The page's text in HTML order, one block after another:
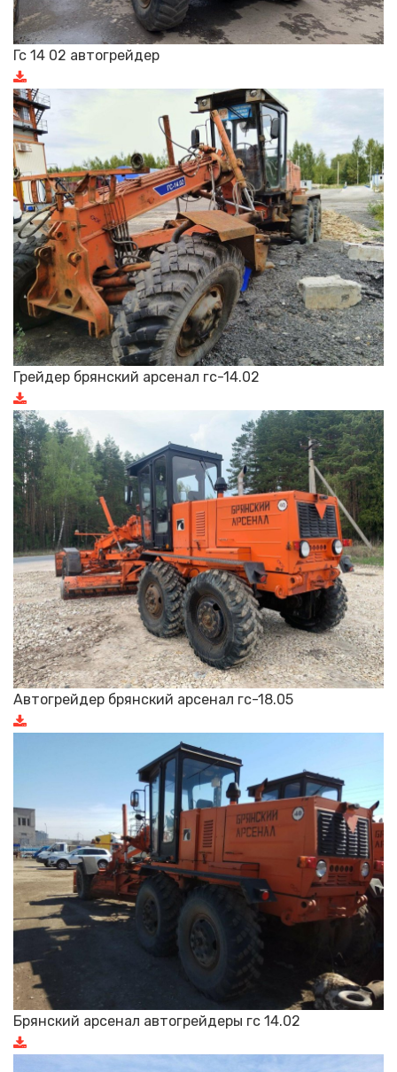
Гс 14 02 автогрейдер
Грейдер брянский арсенал гс-14.02
Автогрейдер брянский арсенал гс-18.05
Брянский арсенал автогрейдеры гс 14.02